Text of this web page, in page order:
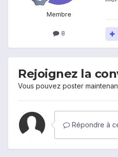
Membre
8
Rejoignez la
Vous pouvez poster
Répondre à